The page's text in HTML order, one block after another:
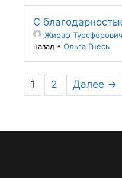
С
Жираф Турсферович
назад • Ольга Гнесь
1 2 Далее →